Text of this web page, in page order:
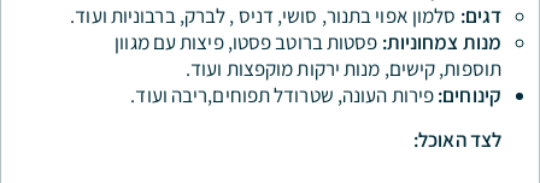
בתנור, סושי, דניס , לברק, ברבוניות ועוד.
פסטות ברוטב פסטו, פיצות עם מגוון
מנות ירקות מוקפצות ועוד.
העונה, שטרודל תפוחים,ריבה ועוד.